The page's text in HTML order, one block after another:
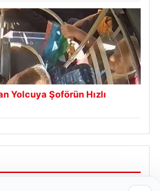
Yolcuya Şoförün Hızlı